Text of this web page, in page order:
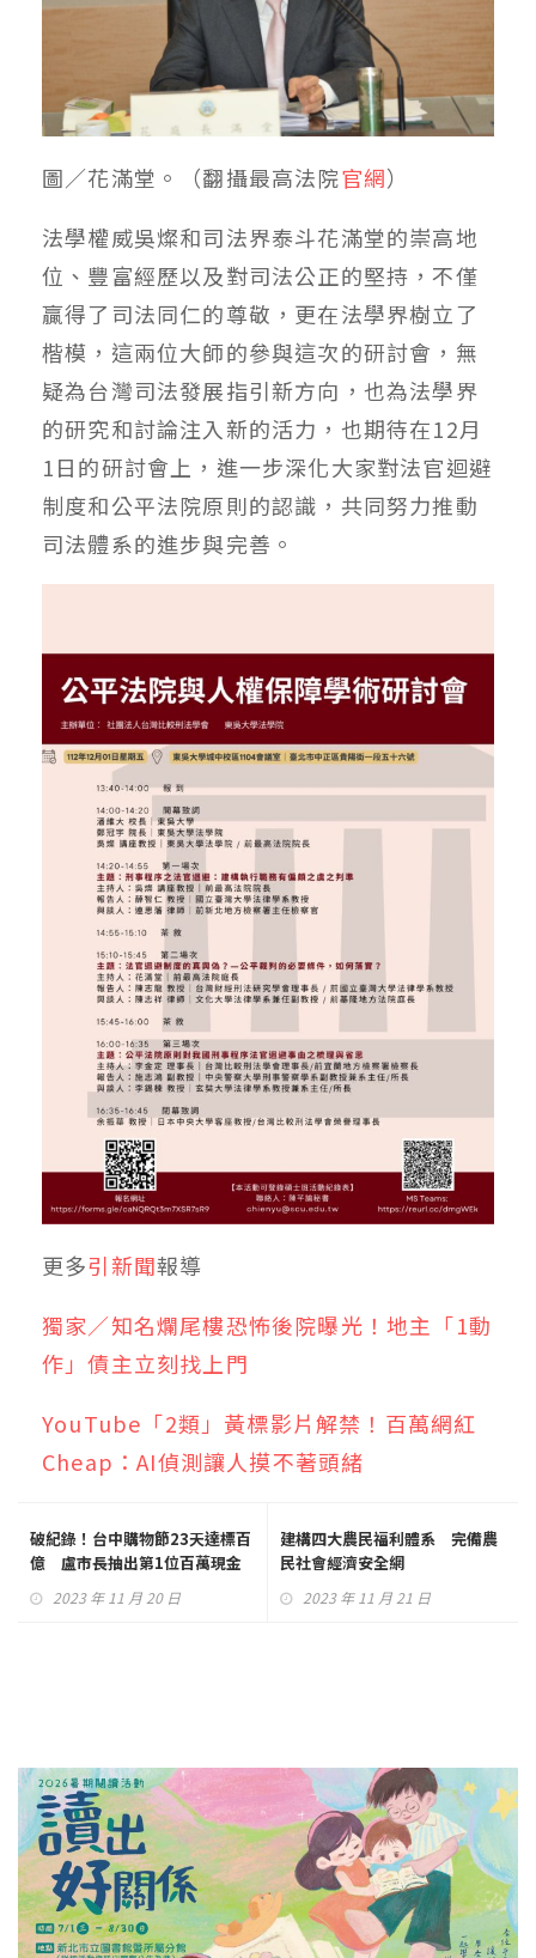
圖／花滿堂。（翻攝最高法院官網）
法學權威吳燦和司法界泰斗花滿堂的崇高地
位、豐富經歷以及對司法公正的堅持，不僅
贏得了司法同仁的尊敬，更在法學界樹立了
楷模，這兩位大師的參與這次的研討會，無
疑為台灣司法發展指引新方向，也為法學界
的研究和討論注入新的活力，也期待在12月
1日的研討會上，進一步深化大家對法官迴避
制度和公平法院原則的認識，共同努力推動
司法體系的進步與完善。
更多引新聞報導
獨家／知名爛尾樓恐怖後院曝光！地主「1動
作」債主立刻找上門
YouTube「2類」黃標影片解禁！百萬網紅
Cheap：AI偵測讓人摸不著頭緒
破紀錄！台中購物節23天達標百
億 盧市長抽出第1位百萬現金
2023 年 11 月 20 日
建構四大農民福利體系 完備農
民社會經濟安全網
2023 年 11 月 21 日